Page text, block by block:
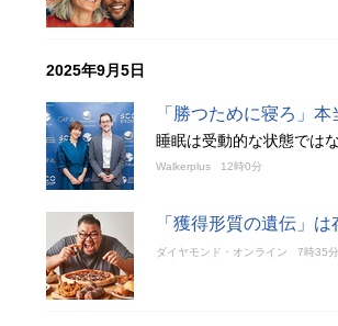
2025年9月5日
「勝つために寝ろ」
睡眠は受動的な状態では
Walkerplus 12時0分
「獲得形質の遺伝」
ダイヤモンド・オンライン 7時35分